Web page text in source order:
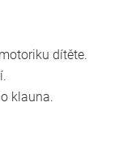
dítěte.
klauna.